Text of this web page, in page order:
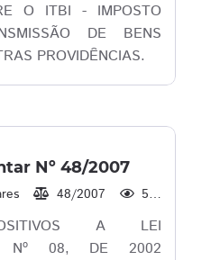
O ITBI - IMPOSTO
DE BENS
PROVIDÊNCIAS.
Nº 48/2007
48/2007 535
A LEI
Nº 08, DE 2002